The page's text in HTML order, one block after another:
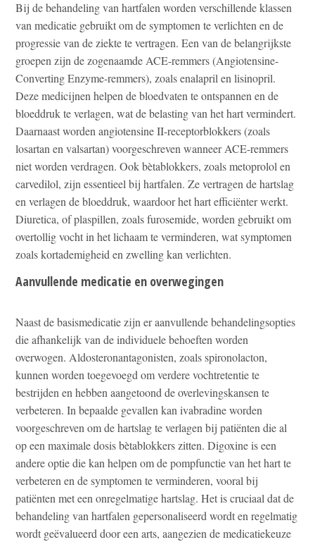
Bij de behandeling van hartfalen worden verschillende klassen
van medicatie gebruikt om de symptomen te verlichten en de
progressie van de ziekte te vertragen. Een van de belangrijkste
groepen zijn de zogenaamde ACE-remmers (Angiotensine-
Converting Enzyme-remmers), zoals enalapril en lisinopril.
Deze medicijnen helpen de bloedvaten te ontspannen en de
bloeddruk te verlagen, wat de belasting van het hart vermindert.
Daarnaast worden angiotensine II-receptorblokkers (zoals
losartan en valsartan) voorgeschreven wanneer ACE-remmers
niet worden verdragen. Ook bètablokkers, zoals metoprolol en
carvedilol, zijn essentieel bij hartfalen. Ze vertragen de hartslag
en verlagen de bloeddruk, waardoor het hart efficiënter werkt.
Diuretica, of plaspillen, zoals furosemide, worden gebruikt om
overtollig vocht in het lichaam te verminderen, wat symptomen
zoals kortademigheid en zwelling kan verlichten.
Aanvullende medicatie en overwegingen
Naast de basismedicatie zijn er aanvullende behandelingsopties
die afhankelijk van de individuele behoeften worden
overwogen. Aldosteronantagonisten, zoals spironolacton,
kunnen worden toegevoegd om verdere vochtretentie te
bestrijden en hebben aangetoond de overlevingskansen te
verbeteren. In bepaalde gevallen kan ivabradine worden
voorgeschreven om de hartslag te verlagen bij patiënten die al
op een maximale dosis bètablokkers zitten. Digoxine is een
andere optie die kan helpen om de pompfunctie van het hart te
verbeteren en de symptomen te verminderen, vooral bij
patiënten met een onregelmatige hartslag. Het is cruciaal dat de
behandeling van hartfalen gepersonaliseerd wordt en regelmatig
wordt geëvalueerd door een arts, aangezien de medicatiekeuze